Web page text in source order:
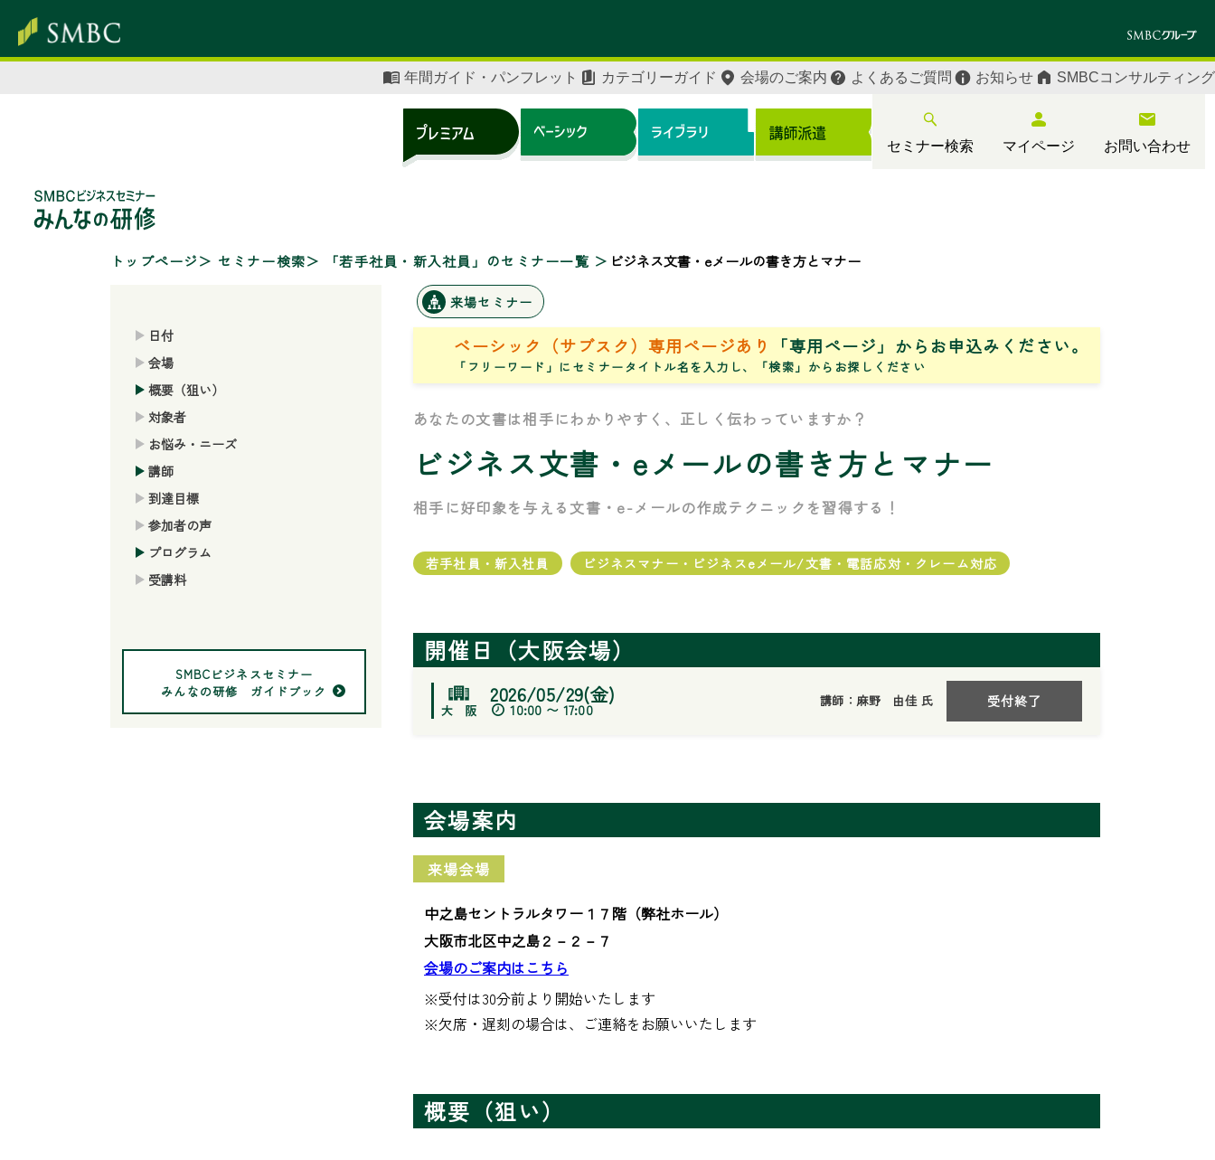
セミナー検索 マイページ お問い合わせ
年間ガイド・パンフレット カテゴリーガイド 会場のご案内 よくあるご質問 お知らせ SMBCコンサルティング
トップページ セミナー検索 「若手社員・新入社員」のセミナー一覧 ビジネス文書・eメールの書き方とマナー
日付
会場
概要（狙い）
対象者
お悩み・ニーズ
講師
到達目標
参加者の声
プログラム
受講料
SMBCビジネスセミナー
みんなの研修 ガイドブック
来場セミナー
ベーシック（サブスク）専用ページあり 「専用ページ」からお申込みください。
「フリーワード」にセミナータイトル名を入力し、「検索」からお探しください
あなたの文書は相手にわかりやすく、正しく伝わっていますか？
ビジネス文書・eメールの書き方とマナー
相手に好印象を与える文書・e-メールの作成テクニックを習得する！
若手社員・新入社員 ビジネスマナー・ビジネスeメール/文書・電話応対・クレーム対応
開催日（大阪会場）
2026/05/29(金)
10:00 〜 17:00
講師：麻野 由佳 氏 受付終了
会場案内
来場会場
中之島セントラルタワー１７階（弊社ホール）
大阪市北区中之島２－２－７
会場のご案内はこちら
※受付は30分前より開始いたします
※欠席・遅刻の場合は、ご連絡をお願いいたします
概要（狙い）